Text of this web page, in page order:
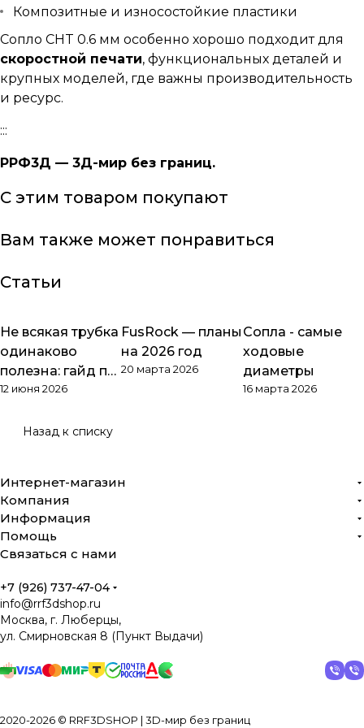
Композитные и износостойкие пластики
Сопло CHT 0.6 мм особенно хорошо подходит для
скоростной печати, функциональных деталей и
крупных моделей, где важны производительность
и ресурс.
:::
РРФ3Д — 3Д-мир без границ.
С этим товаром покупают
Вам также может понравиться
Статьи
Обзоры товаров
Не всякая трубка
одинаково
полезна: гайд по
PTFE
12 июня 2026
Обзоры товаров
FusRock — планы
на 2026 год
20 марта 2026
Обзоры товаров
Сопла - самые
ходовые
диаметры
16 марта 2026
Назад к списку
Интернет-магазин
Компания
Информация
Помощь
Связаться с нами
+7 (926) 737-47-04
info@rrf3dshop.ru
Москва, г. Люберцы,
ул. Смирновская 8 (Пункт Выдачи)
2020-2026 © RRF3DSHOP | 3D-мир без границ